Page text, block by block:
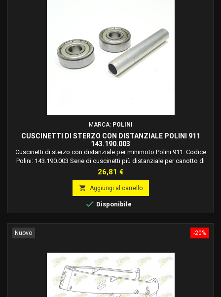
MARCA: POLINI
CUSCINETTI DI STERZO CON DISTANZIALE POLINI 911
143.190.003
Cuscinetti di sterzo con distanziale per minimoto Polini 911. Codice
Polini: 143.190.003 Serie di cuscinetti più distanziale per canotto di
sterzo minimoto Polini, modello 911. Foto puramente illustrativa: Il
distanziale può variare in forma e dimensioni in base al modello di
minimoto.
Prezzo
26,81 €
 Aggiungi al carrello
 Disponibile
-20%
Nuovo